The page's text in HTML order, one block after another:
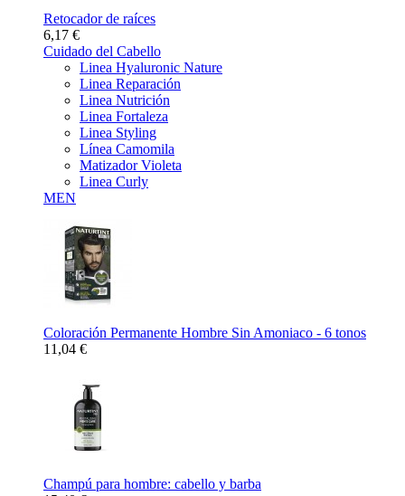
Retocador de raíces
6,17 €
Cuidado del Cabello
Linea Hyaluronic Nature
Linea Reparación
Linea Nutrición
Linea Fortaleza
Linea Styling
Línea Camomila
Matizador Violeta
Linea Curly
MEN
Coloración Permanente Hombre Sin Amoniaco - 6 tonos
11,04 €
Champú para hombre: cabello y barba